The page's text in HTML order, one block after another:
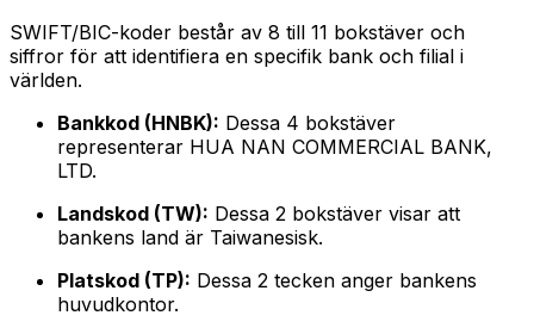
SWIFT/BIC-koder består av 8 till 11 bokstäver och
siffror för att identifiera en specifik bank och filial i
världen.
Bankkod (HNBK): Dessa 4 bokstäver
representerar HUA NAN COMMERCIAL BANK,
LTD.
Landskod (TW): Dessa 2 bokstäver visar att
bankens land är Taiwanesisk.
Platskod (TP): Dessa 2 tecken anger bankens
huvudkontor.